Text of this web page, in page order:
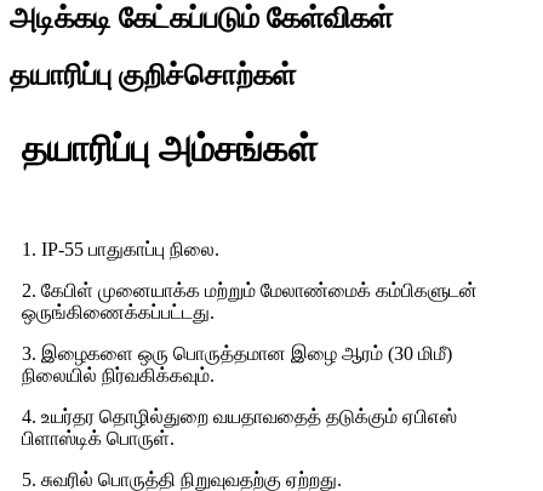
அடிக்கடி கேட்கப்படும் கேள்விகள்
தயாரிப்பு குறிச்சொற்கள்
தயாரிப்பு அம்சங்கள்
1. IP-55 பாதுகாப்பு நிலை.
2. கேபிள் முனையாக்க மற்றும் மேலாண்மைக் கம்பிகளுடன்
ஒருங்கிணைக்கப்பட்டது.
3. இழைகளை ஒரு பொருத்தமான இழை ஆரம் (30 மிமீ)
நிலையில் நிர்வகிக்கவும்.
4. உயர்தர தொழில்துறை வயதாவதைத் தடுக்கும் ஏபிஎஸ்
பிளாஸ்டிக் பொருள்.
5. சுவரில் பொருத்தி நிறுவுவதற்கு ஏற்றது.